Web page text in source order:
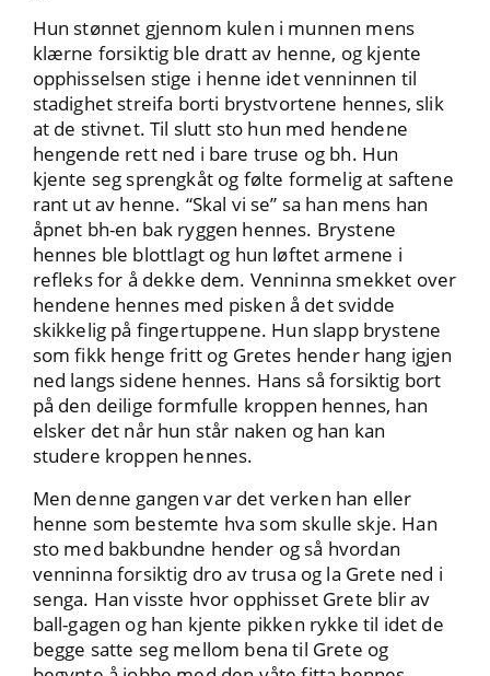
Hun stønnet gjennom kulen i munnen mens
klærne forsiktig ble dratt av henne, og kjente
opphisselsen stige i henne idet venninnen til
stadighet streifa borti brystvortene hennes, slik
at de stivnet. Til slutt sto hun med hendene
hengende rett ned i bare truse og bh. Hun
kjente seg sprengkåt og følte formelig at saftene
rant ut av henne. “Skal vi se” sa han mens han
åpnet bh-en bak ryggen hennes. Brystene
hennes ble blottlagt og hun løftet armene i
refleks for å dekke dem. Venninna smekket over
hendene hennes med pisken å det svidde
skikkelig på fingertuppene. Hun slapp brystene
som fikk henge fritt og Gretes hender hang igjen
ned langs sidene hennes. Hans så forsiktig bort
på den deilige formfulle kroppen hennes, han
elsker det når hun står naken og han kan
studere kroppen hennes.
Men denne gangen var det verken han eller
henne som bestemte hva som skulle skje. Han
sto med bakbundne hender og så hvordan
venninna forsiktig dro av trusa og la Grete ned i
senga. Han visste hvor opphisset Grete blir av
ball-gagen og han kjente pikken rykke til idet de
begge satte seg mellom bena til Grete og